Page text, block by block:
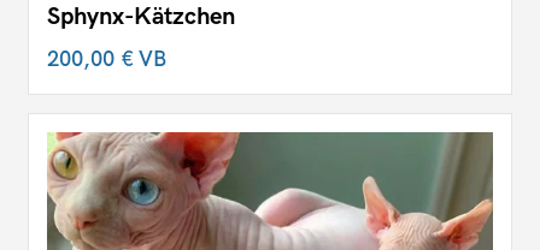
Sphynx-Kätzchen
200,00 €VB